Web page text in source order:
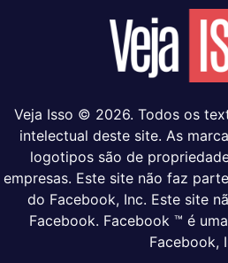
Veja Isso © 2026. Todos os
intelectual deste site. As
logotipos são de
empresas. Este site não faz
do Facebook, Inc. Este site
Facebook. Facebook ™ é
Facebook,